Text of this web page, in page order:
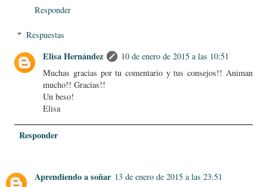
Responder
Respuestas
Elisa Hernández
10 de enero de 2015 a las 10:51
Muchas gracias por tu comentario y tus consejos!! Animan
mucho!! Gracias!!
Un beso!
Elisa
Responder
Aprendiendo a soñar 13 de enero de 2015 a las 23:51